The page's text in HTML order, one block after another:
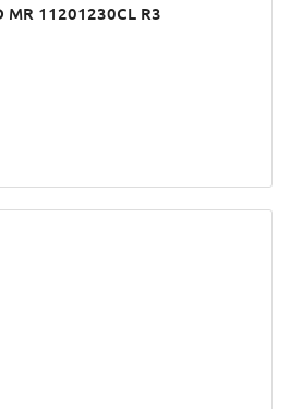
MR 11201230CL R3